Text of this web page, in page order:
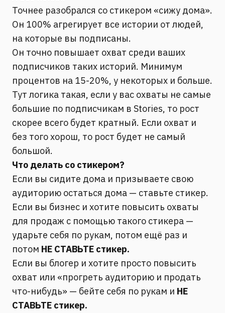
Точнее разобрался со стикером «сижу дома».
Он 100% агрегирует все истории от людей,
на которые вы подписаны.
Он точно повышает охват среди ваших
подписчиков таких историй. Минимум
процентов на 15-20%, у некоторых и больше.
Тут логика такая, если у вас охваты не самые
большие по подписчикам в Stories, то рост
скорее всего будет кратный. Если охват и
без того хорош, то рост будет не самый
большой.
Что делать со стикером?
Если вы сидите дома и призываете свою
аудиторию остаться дома — ставьте стикер.
Если вы бизнес и хотите повысить охваты
для продаж с помощью такого стикера —
ударьте себя по рукам, потом ещё раз и
потом НЕ СТАВЬТЕ стикер.
Если вы блогер и хотите просто повысить
охват или «прогреть аудиторию и продать
что-нибудь» — бейте себя по рукам и НЕ
СТАВЬТЕ стикер.